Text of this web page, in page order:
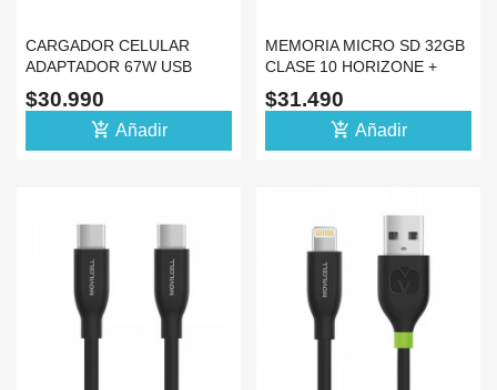
CARGADOR CELULAR
ADAPTADOR 67W USB
TIPO C CARGA RAPIDA
NEGRO
$30.990
add_shopping_cart Añadir
MEMORIA MICRO SD 32GB
CLASE 10 HORIZONE +
ADAPTADOR PARA PC
$31.490
add_shopping_cart Añadir